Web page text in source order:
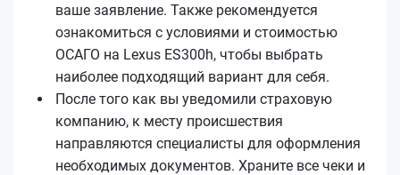
ваше заявление. Также рекомендуется
ознакомиться с условиями и стоимостью
ОСАГО на Lexus ES300h, чтобы выбрать
наиболее подходящий вариант для себя.
После того как вы уведомили страховую
компанию, к месту происшествия
направляются специалисты для оформления
необходимых документов. Храните все чеки и